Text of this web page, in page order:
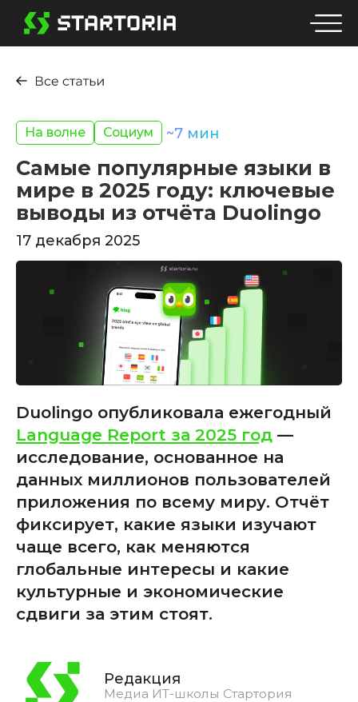
На волне Социум ~7 мин
Самые популярные языки в
мире в 2025 году: ключевые
выводы из отчёта Duolingo
17 декабря 2025
Duolingo опубликовала ежегодный
Language Report за 2025 год —
исследование, основанное на
данных миллионов пользователей
приложения по всему миру. Отчёт
фиксирует, какие языки изучают
чаще всего, как меняются
глобальные интересы и какие
культурные и экономические
сдвиги за этим стоят.
Редакция
Медиа ИТ-школы Стартория